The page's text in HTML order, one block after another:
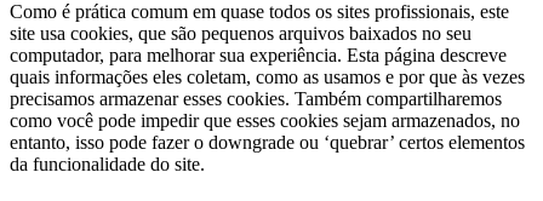
Como é prática comum em quase todos os sites profissionais, este
site usa cookies, que são pequenos arquivos baixados no seu
computador, para melhorar sua experiência. Esta página descreve
quais informações eles coletam, como as usamos e por que às vezes
precisamos armazenar esses cookies. Também compartilharemos
como você pode impedir que esses cookies sejam armazenados, no
entanto, isso pode fazer o downgrade ou ‘quebrar’ certos elementos
da funcionalidade do site.